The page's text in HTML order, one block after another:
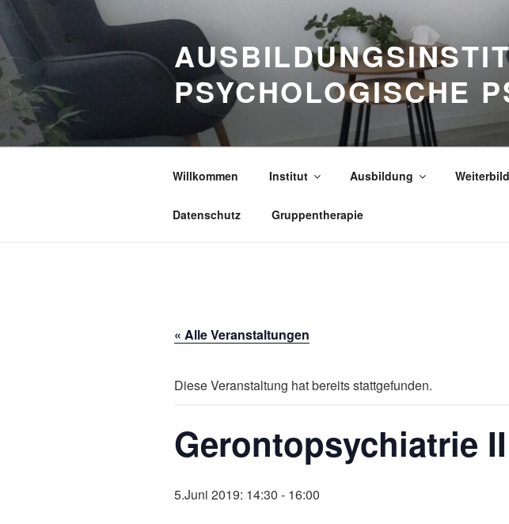
Zum
Inhalt
springen
PSYCHOLOGISCHE
Willkommen Institut Ausbildung
Datenschutz Gruppentherapie
« Alle Veranstaltungen
Diese Veranstaltung hat bereits stattgefunden.
Gerontopsychiatrie II
5.Juni 2019: 14:30 - 16:00